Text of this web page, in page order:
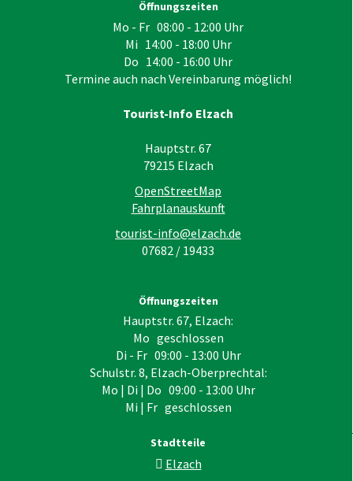
Öffnungszeiten
Mo - Fr 08:00 - 12:00 Uhr
Mi 14:00 - 18:00 Uhr
Do 14:00 - 16:00 Uhr
Termine auch nach Vereinbarung möglich!
Tourist-Info Elzach
Hauptstr. 67
79215 Elzach
OpenStreetMap
Fahrplanauskunft
tourist-info@elzach.de
07682 / 19433
Öffnungszeiten
Hauptstr. 67, Elzach:
Mo geschlossen
Di - Fr 09:00 - 13:00 Uhr
Schulstr. 8, Elzach-Oberprechtal:
Mo | Di | Do 09:00 - 13:00 Uhr
Mi | Fr geschlossen
Stadtteile
Elzach